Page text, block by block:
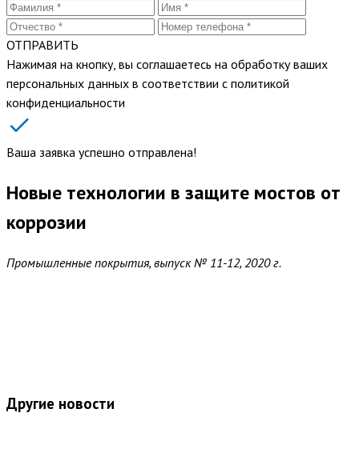
ОТПРАВИТЬ
Нажимая на кнопку, вы соглашаетесь на обработку ваших
персональных данных в соответствии с политикой
конфиденциальности
Ваша заявка успешно отправлена!
Новые технологии в защите мостов от
коррозии
Промышленные покрытия, выпуск № 11-12, 2020 г.
Другие новости